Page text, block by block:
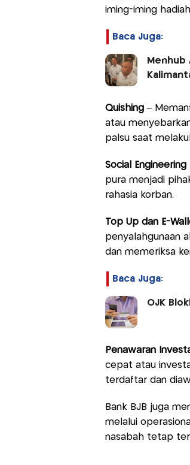
iming-iming
Baca Juga:
Menhub
Quishing–
atau
palsu saat
Social Engineering
pura menjadi
rahasia korban.
Top Up dan E-
penyalahgunaan
dan memeriksa
Baca Juga:
OJK
Penawaran
cepat atau
terdaftar dan
Bank BJB juga
melalui
nasabah tetap